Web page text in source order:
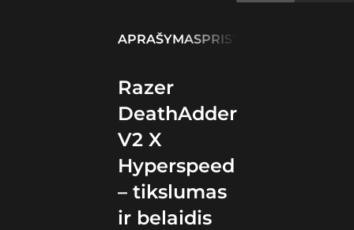
APRAŠYMASPRISTATYMAS IR
Razer
DeathAdder
V2 X
Hyperspeed
– tikslumas
ir belaidis